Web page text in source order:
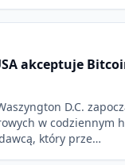
akceptuje
D.C.
w codziennym
który prze…